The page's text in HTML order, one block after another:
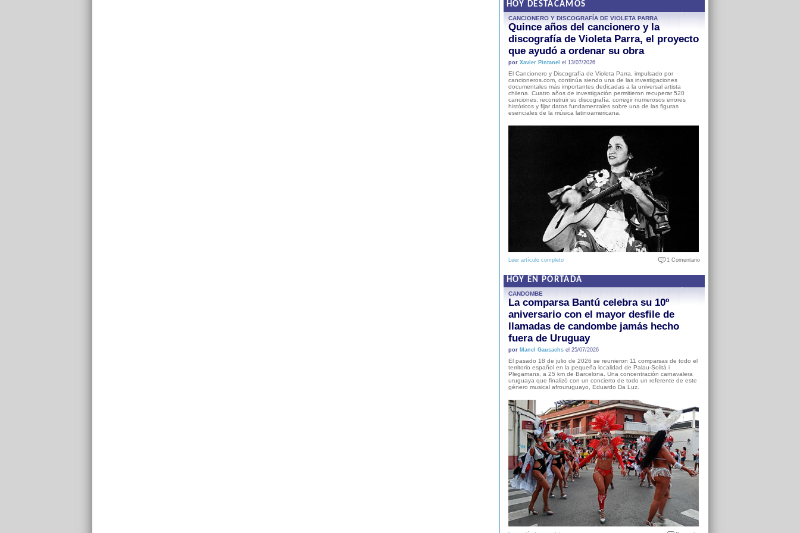
HOY DESTACAMOS
CANCIONERO Y DISCOGRAFÍA DE VIOLETA PARRA
Quince años del cancionero y la
discografía de Violeta Parra, el proyecto
que ayudó a ordenar su obra
por Xavier Pintanel el 13/07/2026
El Cancionero y Discografía de Violeta Parra, impulsado por
cancioneros.com, continúa siendo una de las investigaciones
documentales más importantes dedicadas a la universal artista
chilena. Cuatro años de investigación permitieron recuperar 520
canciones, reconstruir su discografía, corregir numerosos errores
históricos y fijar datos fundamentales sobre una de las figuras
esenciales de la música latinoamericana.
Leer artículo completo 1 Comentario
HOY EN PORTADA
CANDOMBE
La comparsa Bantú celebra su 10º
aniversario con el mayor desfile de
llamadas de candombe jamás hecho
fuera de Uruguay
por Manel Gausachsel 25/07/2026
El pasado 18 de julio de 2026 se reunieron 11 comparsas de todo el
territorio español en la pequeña localidad de Palau-Solità i
Plegamans, a 25 km de Barcelona. Una concentración carnavalera
uruguaya que finalizó con un concierto de todo un referente de este
género musical afrouruguayo, Eduardo Da Luz.